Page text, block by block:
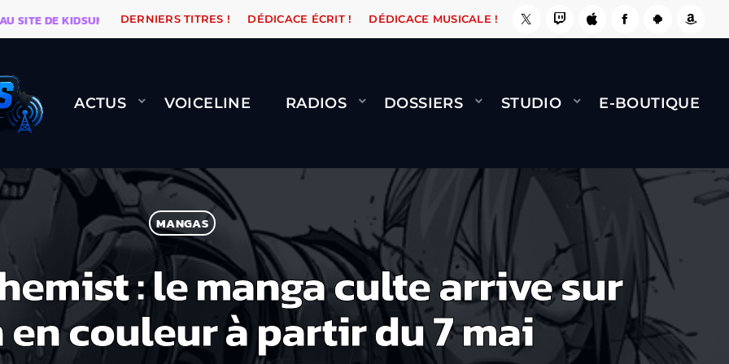
DE KIDSUNE WARÉTRO ORANGE ROAD QUI PASSE, ÇA LE FAIT ! NAMI BERNARD MINET - FLY
DERNIERS TITRES ! DÉDICACE ÉCRIT ! DÉDICACE MUSICALE !
ACTUS VOICELINE RADIOS DOSSIERS STUDIO E-BOUTIQUE
MANGAS
: le manga culte arrive sur
couleur à partir du 7 mai